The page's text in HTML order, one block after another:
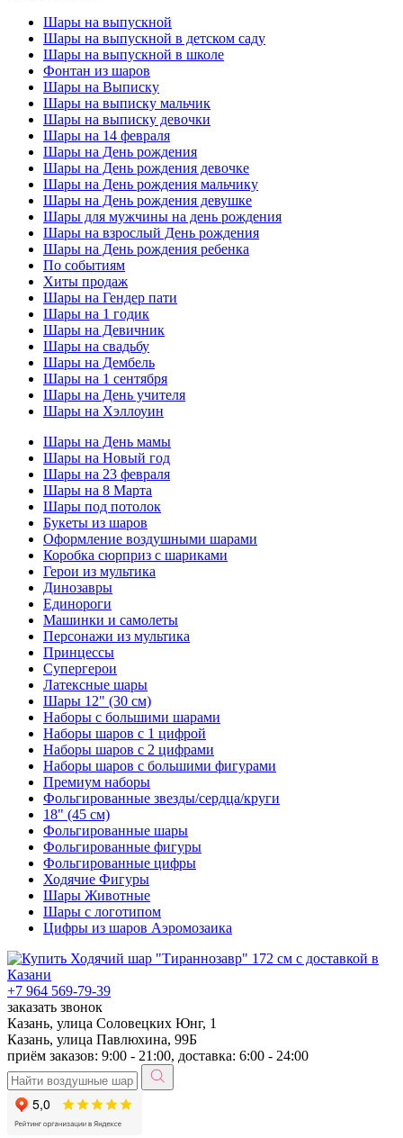
Шары на выпускной
Шары на выпускной в детском саду
Шары на выпускной в школе
Фонтан из шаров
Шары на Выписку
Шары на выписку мальчик
Шары на выписку девочки
Шары на 14 февраля
Шары на День рождения
Шары на День рождения девочке
Шары на День рождения мальчику
Шары на День рождения девушке
Шары для мужчины на день рождения
Шары на взрослый День рождения
Шары на День рождения ребенка
По событиям
Хиты продаж
Шары на Гендер пати
Шары на 1 годик
Шары на Девичник
Шары на свадьбу
Шары на Дембель
Шары на 1 сентября
Шары на День учителя
Шары на Хэллоуин
Шары на День мамы
Шары на Новый год
Шары на 23 февраля
Шары на 8 Марта
Шары под потолок
Букеты из шаров
Оформление воздушными шарами
Коробка сюрприз с шариками
Герои из мультика
Динозавры
Единороги
Машинки и самолеты
Персонажи из мультика
Принцессы
Супергерои
Латексные шары
Шары 12" (30 см)
Наборы с большими шарами
Наборы шаров с 1 цифрой
Наборы шаров с 2 цифрами
Наборы шаров с большими фигурами
Премиум наборы
Фольгированные звезды/сердца/круги
18" (45 см)
Фольгированные шары
Фольгированные фигуры
Фольгированные цифры
Ходячие Фигуры
Шары Животные
Шары с логотипом
Цифры из шаров Аэромозаика
+7 964 569-79-39
заказать звонок
Казань, улица Соловецких Юнг, 1
Казань, улица Павлюхина, 99Б
приём заказов: 9:00 - 21:00, доставка: 6:00 - 24:00